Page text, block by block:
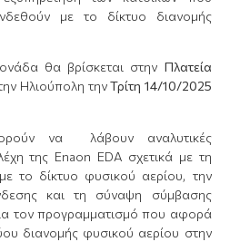
με το δίκτυο διανομής
θα βρίσκεται στην Πλατεία
Ηλιούπολη τηνΤρίτη 14/10/2025
να λάβουν αναλυτικές
της Enaon EDA σχετικά με τη
το δίκτυο φυσικού αερίου, την
και τη σύναψη σύμβασης
τον προγραμματισμό που αφορά
διανομής φυσικού αερίου στην